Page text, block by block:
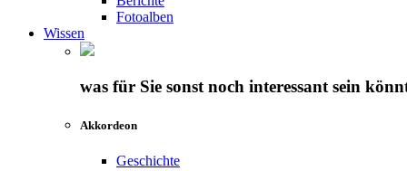
Fotoalben
Wissen
was für Sie sonst noch interessant sein
Akkordeon
Geschichte